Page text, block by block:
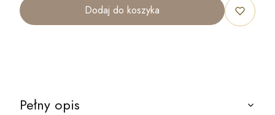
Dodaj do koszyka
Pełny opis